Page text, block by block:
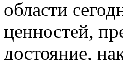
области
ценностей,
достояние,